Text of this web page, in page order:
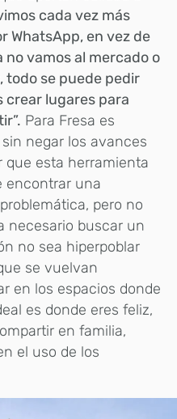
cada vez más
WhatsApp, en vez de
no vamos al mercado o
todo se puede pedir
crear lugares para
Para Fresa es
negar los avances
que esta herramienta
encontrar una
pero no
necesario buscar un
no sea hiperpoblar
se vuelvan
en los espacios donde
es donde eres feliz,
en familia,
el uso de los